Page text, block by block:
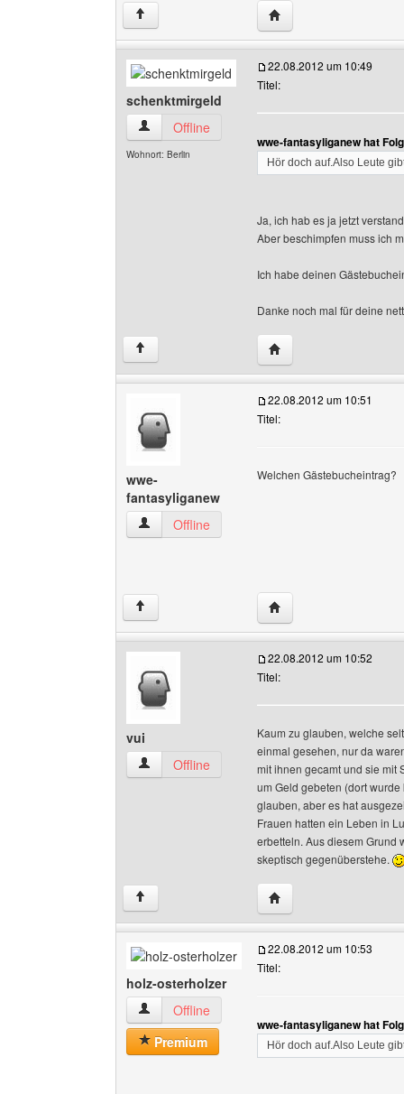
↑ Website dieses
schenktmirgeld
schenktmirgeld Benutzer-Profile anzeigen
Offline
Wohnort: Berlin
22.08.2012 um 10:49
Titel:
wwe-fantasyliganew hat
Hör doch auf.Also Leute
Ja, ich hab es ja jetzt
Aber beschimpfen muss ich
Ich habe deinen
Danke noch mal für deine
↑ Website dieses
wwe-
fantasyliganew
wwe-fantasyliganew Benutzer-Profile anzeigen
Offline
22.08.2012 um 10:51
Titel:
Welchen Gästebucheintrag?
↑ Website dieses
vui
vui Benutzer-Profile anzeigen
Offline
22.08.2012 um 10:52
Titel:
Kaum zu glauben, welche
einmal gesehen, nur da
mit ihnen gecamt und sie mit
um Geld gebeten (dort
glauben, aber es hat
Frauen hatten ein Leben in
erbetteln. Aus diesem Grund
skeptisch gegenüberstehe.
↑ Website dieses
holz-osterholzer
holz-osterholzer Benutzer-Profile anzeigen
Offline
Premium
22.08.2012 um 10:53
Titel:
wwe-fantasyliganew hat
Hör doch auf.Also Leute